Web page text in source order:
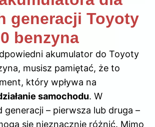
generacji Toyoty
benzyna
akumulator do Toyoty
musisz pamiętać, że to
który wpływa na
samochodu. W
generacji – pierwsza lub druga –
się nieznacznie różnić. Mimo